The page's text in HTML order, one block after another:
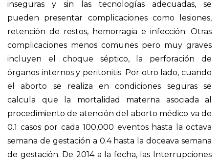
inseguras y sin las tecnologías adecuadas, se
pueden presentar complicaciones como lesiones,
retención de restos, hemorragia e infección. Otras
complicaciones menos comunes pero muy graves
incluyen el choque séptico, la perforación de
órganos internos y peritonitis. Por otro lado, cuando
el aborto se realiza en condiciones seguras se
calcula que la mortalidad materna asociada al
procedimiento de atención del aborto médico va de
0.1 casos por cada 100,000 eventos hasta la octava
semana de gestación a 0.4 hasta la doceava semana
de gestación. De 2014 a la fecha, las Interrupciones